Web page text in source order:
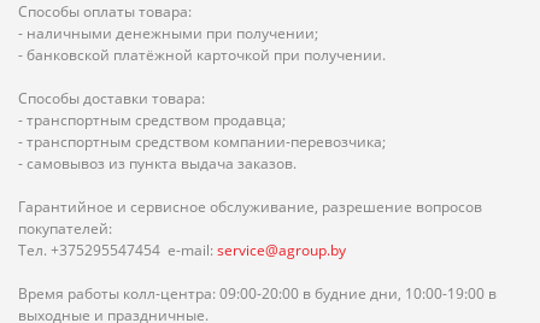
Способы оплаты товара:
- наличными денежными при получении;
- банковской платёжной карточкой при получении.
Способы доставки товара:
- транспортным средством продавца;
- транспортным средством компании-перевозчика;
- самовывоз из пункта выдача заказов.
Гарантийное и сервисное обслуживание, разрешение вопросов
покупателей:
Тел. +375295547454 e-mail: service@agroup.by
Время работы колл-центра: 09:00-20:00 в будние дни, 10:00-19:00 в
выходные и праздничные.